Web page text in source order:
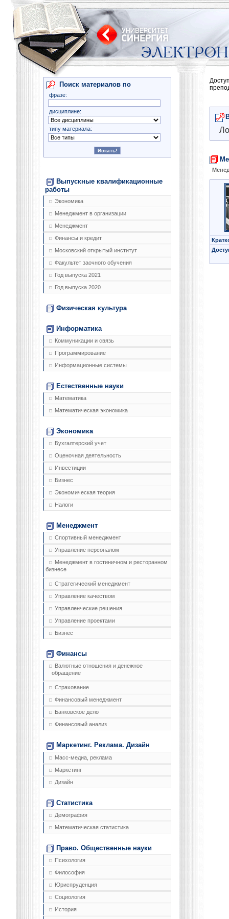
Поиск материалов по
фразе:
дисциплине:
типу материала:
Выпускные квалификационные
работы
Экономика
Менеджмент в организации
Менеджмент
Финансы и кредит
Московский открытый институт
Факультет заочного обучения
Год выпуска 2021
Год выпуска 2020
Физическая культура
Информатика
Коммуникации и связь
Программирование
Информационные системы
Естественные науки
Математика
Математическая экономика
Экономика
Бухгалтерский учет
Оценочная деятельность
Инвестиции
Бизнес
Экономическая теория
Налоги
Менеджмент
Спортивный менеджмент
Управление персоналом
Менеджмент в гостиничном и ресторанном
бизнесе
Стратегический менеджмент
Управление качеством
Управленческие решения
Управление проектами
Бизнес
Финансы
Валютные отношения и денежное
обращение
Страхование
Финансовый менеджмент
Банковское дело
Финансовый анализ
Маркетинг. Реклама. Дизайн
Масс-медиа, реклама
Маркетинг
Дизайн
Статистика
Демография
Математическая статистика
Право. Общественные науки
Психология
Философия
Юриспруденция
Социология
История